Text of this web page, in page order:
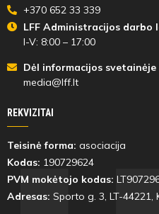
+370 652 33 339
LFF Administracijos darbo
I-V: 8:00 – 17:00
Dėl informacijos svetainėje
media@lff.lt
REKVIZITAI
Teisinė forma: asociacija
Kodas: 190729624
PVM mokėtojo kodas:
Adresas: Sporto g. 3, LT-44221,